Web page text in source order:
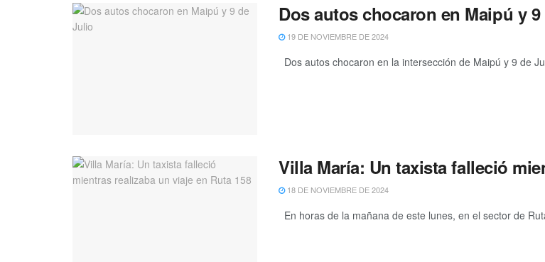
Dos autos chocaron en Maipú y
19 DE NOVIEMBRE DE 2024
Dos autos chocaron en la intersección de Maipú y 9 de
Villa María: Un taxista falleció
18 DE NOVIEMBRE DE 2024
En horas de la mañana de este lunes, en el sector de